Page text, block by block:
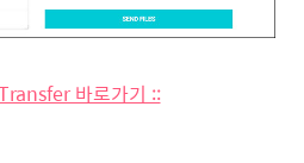
바로가기 ::